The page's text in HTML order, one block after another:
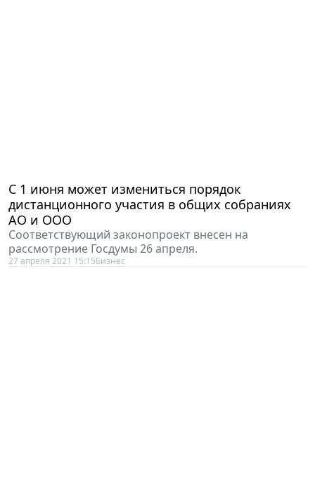
С 1 июня может измениться порядок
дистанционного участия в общих собраниях
АО и ООО
Соответствующий законопроект внесен на
рассмотрение Госдумы 26 апреля.
27 апреля 2021 15:15Бизнес